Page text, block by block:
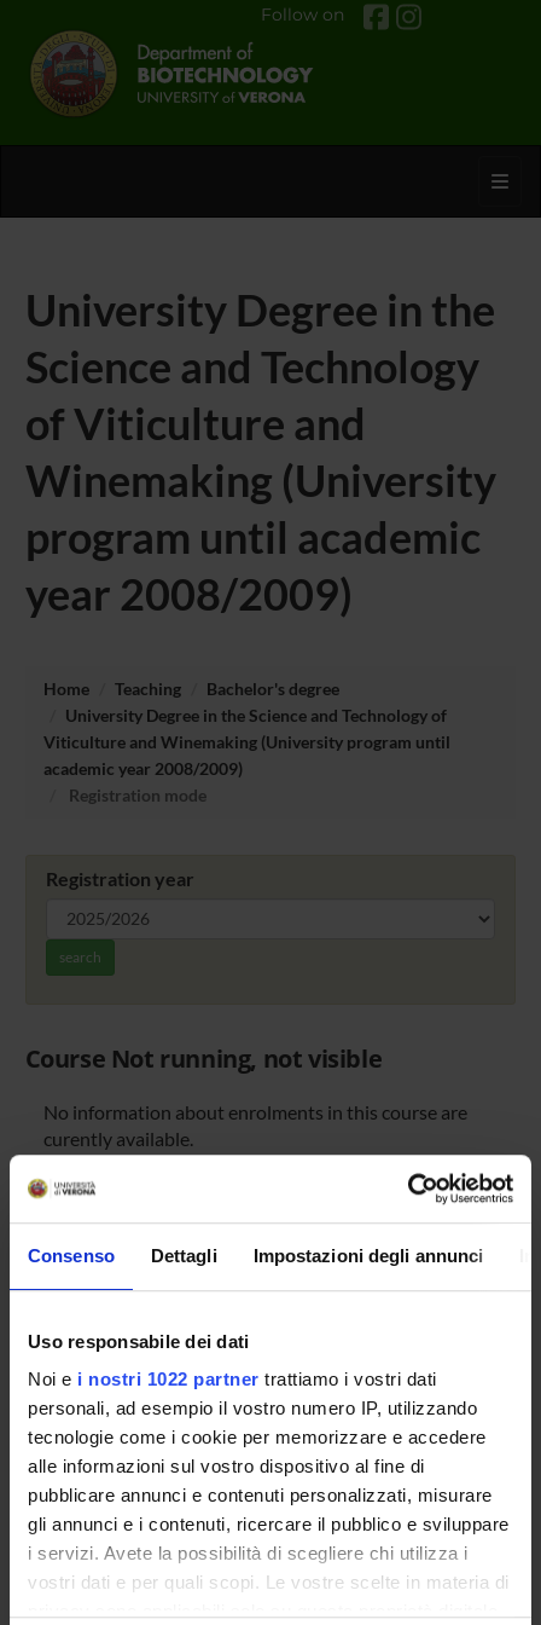
Consenso Dettagli Impostazioni degli annunci
Uso responsabile dei dati
Noi e i nostri 1022 partner trattiamo i vostri dati
personali, ad esempio il vostro numero IP, utilizzando
tecnologie come i cookie per memorizzare e accedere
alle informazioni sul vostro dispositivo al fine di
pubblicare annunci e contenuti personalizzati, misurare
gli annunci e i contenuti, ricercare il pubblico e sviluppare
i servizi. Avete la possibilità di scegliere chi utilizza i
vostri dati e per quali scopi. Le vostre scelte in materia di
Follow on
University Degree in the
Science and Technology
of Viticulture and
Winemaking (University
program until academic
year 2008/2009)
Home Teaching
Bachelor's degree
University Degree in the Science and Technology of
Viticulture and Winemaking (University program until
academic year 2008/2009)
Registration mode
Registration year
search
Course Not running, not visible
No information about enrolments in this course are
curently available.
Overview
Enrolment Policy
ENTRY REQUIREMENTS (OFA)
Courses
Academic Calendar
Lesson timetable
Degree Programme
Exam calendar
Notices
Thesis and internship proposals
Governing bodies